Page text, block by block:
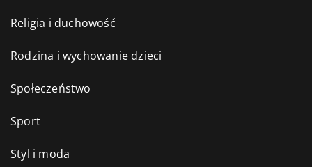
Religia i duchowość
Rodzina i wychowanie dzieci
Społeczeństwo
Sport
Styl i moda